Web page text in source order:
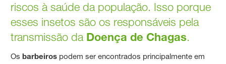
riscos à saúde da população. Isso porque
esses insetos são os responsáveis pela
transmissão da Doença de Chagas.
Osbarbeiros podem ser encontrados principalmente em